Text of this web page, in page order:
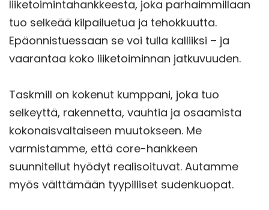
liiketoimintahankkeesta, joka parhaimmillaan
tuo selkeää kilpailuetua ja tehokkuutta.
Epäonnistuessaan se voi tulla kalliiksi – ja
vaarantaa koko liiketoiminnan jatkuvuuden.
Taskmill on kokenut kumppani, joka tuo
selkeyttä, rakennetta, vauhtia ja osaamista
kokonaisvaltaiseen muutokseen. Me
varmistamme, että core-hankkeen
suunnitellut hyödyt realisoituvat. Autamme
myös välttämään tyypilliset sudenkuopat.